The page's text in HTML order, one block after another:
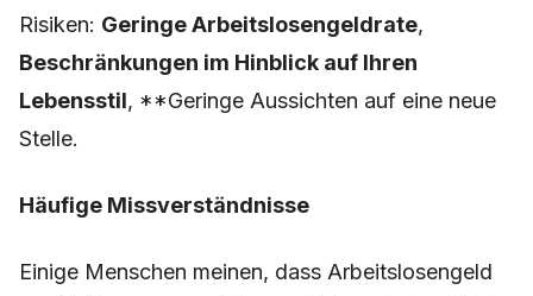
Risiken: Geringe Arbeitslosengeldrate,
Beschränkungen im Hinblick auf Ihren
Lebensstil, **Geringe Aussichten auf eine neue
Stelle.
Häufige Missverständnisse
Einige Menschen meinen, dass Arbeitslosengeld